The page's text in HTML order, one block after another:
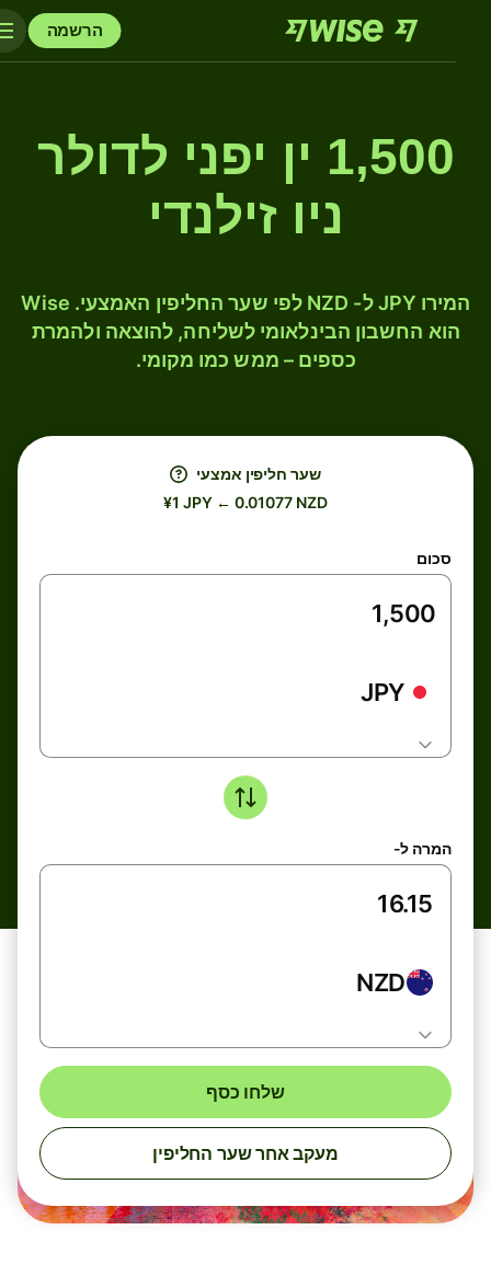
הרשמה
1,500 ין יפני לדולר
ניו זילנדי
המירו JPY ל- NZD לפי שער החליפין האמצעי. Wise
הוא החשבון הבינלאומי לשליחה, להוצאה ולהמרת
כספים – ממש כמו מקומי.
שער חליפין אמצעי
¥1 JPY ← 0.01077 NZD
סכום
JPY
המרה ל-
NZD
שלחו כסף
מעקב אחר שער החליפין